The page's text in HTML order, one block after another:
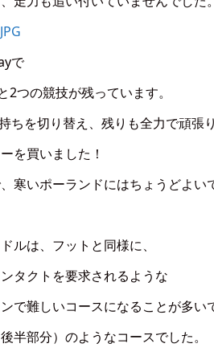
で
つの競技が残っています。
ちを切り替え、残りも全力で頑張り
を買いました！
寒いポーランドにはちょうどよい
ルは、フットと同様に、
タクトを要求されるような
で難しいコースになることが多い
半部分）のようなコースでした。